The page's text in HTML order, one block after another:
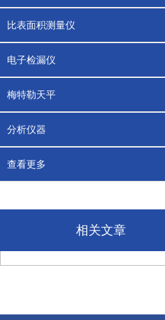
比表面积测量仪
电子检漏仪
梅特勒天平
分析仪器
查看更多
相关文章